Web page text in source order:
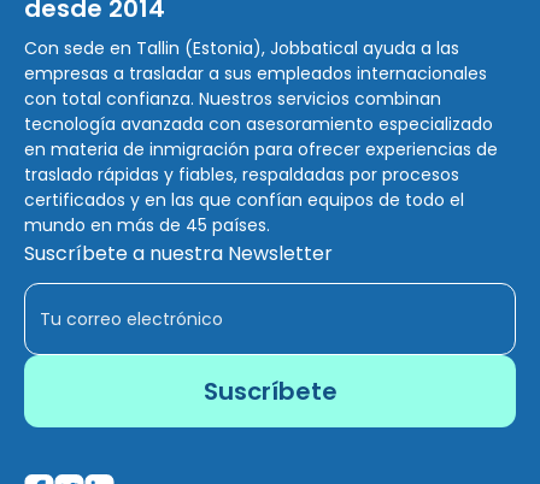
desde 2014
Con sede en Tallin (Estonia), Jobbatical ayuda a las
empresas a trasladar a sus empleados internacionales
con total confianza. Nuestros servicios combinan
tecnología avanzada con asesoramiento especializado
en materia de inmigración para ofrecer experiencias de
traslado rápidas y fiables, respaldadas por procesos
certificados y en las que confían equipos de todo el
mundo en más de 45 países.
Suscríbete a nuestra Newsletter